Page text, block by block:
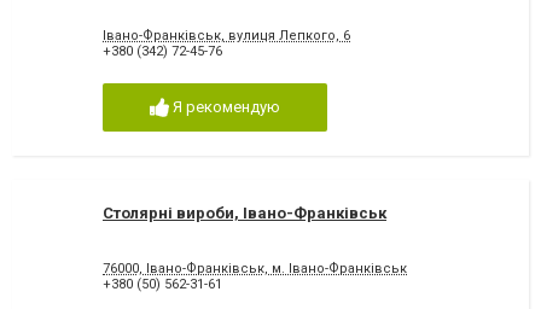
Івано-Франківськ, вулиця Лепкого, 6
+380 (342) 72-45-76
Я рекомендую
Столярні вироби, Івано-Франківськ
76000, Івано-Франківськ, м. Івано-Франківськ
+380 (50) 562-31-61